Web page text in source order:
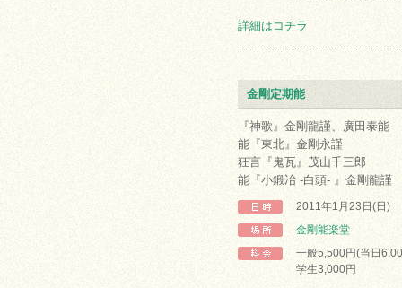
詳細はコチラ
金剛定期能
『神歌』金剛龍謹、廣田泰能
能『東北』金剛永謹
狂言『鬼瓦』茂山千三郎
能『小鍛冶 -白頭- 』金剛龍謹
2011年1月23日(日)
金剛能楽堂
一般5,500円(当日
学生3,000円